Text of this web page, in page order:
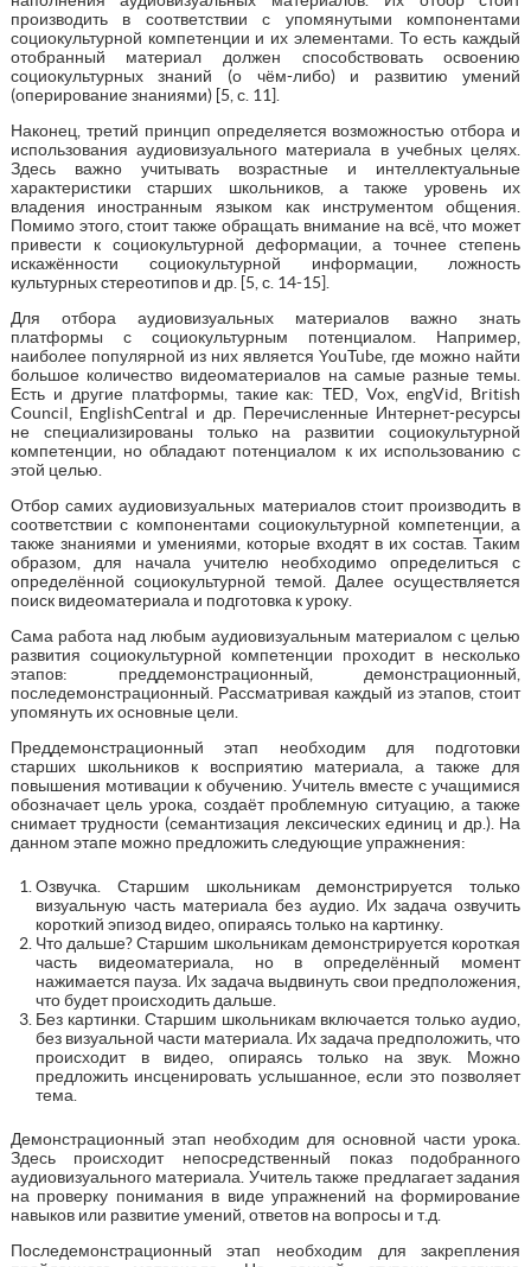
производить в соответствии с упомянутыми компонентами
социокультурной компетенции и их элементами. То есть каждый
отобранный материал должен способствовать освоению
социокультурных знаний (о чём-либо) и развитию умений
(оперирование знаниями) [5, с. 11].
Наконец, третий принцип определяется возможностью отбора и
использования аудиовизуального материала в учебных целях.
Здесь важно учитывать возрастные и интеллектуальные
характеристики старших школьников, а также уровень их
владения иностранным языком как инструментом общения.
Помимо этого, стоит также обращать внимание на всё, что может
привести к социокультурной деформации, а точнее степень
искажённости социокультурной информации, ложность
культурных стереотипов и др. [5, с. 14-15].
Для отбора аудиовизуальных материалов важно знать
платформы с социокультурным потенциалом. Например,
наиболее популярной из них является YouTube, где можно найти
большое количество видеоматериалов на самые разные темы.
Есть и другие платформы, такие как: TED, Vox, engVid, British
Council, EnglishCentral и др. Перечисленные Интернет-ресурсы
не специализированы только на развитии социокультурной
компетенции, но обладают потенциалом к их использованию с
этой целью.
Отбор самих аудиовизуальных материалов стоит производить в
соответствии с компонентами социокультурной компетенции, а
также знаниями и умениями, которые входят в их состав. Таким
образом, для начала учителю необходимо определиться с
определённой социокультурной темой. Далее осуществляется
поиск видеоматериала и подготовка к уроку.
Сама работа над любым аудиовизуальным материалом с целью
развития социокультурной компетенции проходит в несколько
этапов: преддемонстрационный, демонстрационный,
последемонстрационный. Рассматривая каждый из этапов, стоит
упомянуть их основные цели.
Преддемонстрационный этап необходим для подготовки
старших школьников к восприятию материала, а также для
повышения мотивации к обучению. Учитель вместе с учащимися
обозначает цель урока, создаёт проблемную ситуацию, а также
снимает трудности (семантизация лексических единиц и др.). На
данном этапе можно предложить следующие упражнения:
Озвучка. Старшим школьникам демонстрируется только
визуальную часть материала без аудио. Их задача озвучить
короткий эпизод видео, опираясь только на картинку.
Что дальше? Старшим школьникам демонстрируется короткая
часть видеоматериала, но в определённый момент
нажимается пауза. Их задача выдвинуть свои предположения,
что будет происходить дальше.
Без картинки. Старшим школьникам включается только аудио,
без визуальной части материала. Их задача предположить, что
происходит в видео, опираясь только на звук. Можно
предложить инсценировать услышанное, если это позволяет
тема.
Демонстрационный этап необходим для основной части урока.
Здесь происходит непосредственный показ подобранного
аудиовизуального материала. Учитель также предлагает задания
на проверку понимания в виде упражнений на формирование
навыков или развитие умений, ответов на вопросы и т.д.
Последемонстрационный этап необходим для закрепления